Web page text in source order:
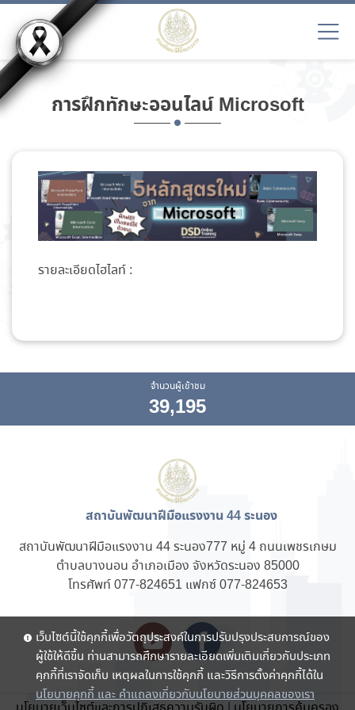
การฝึกทักษะออนไลน์ Microsoft
รายละเอียดไฮไลท์ :
จำนวนผู้เข้าชม
39,195
สถาบันพัฒนาฝีมือแรงงาน 44 ระนอง
สถาบันพัฒนาฝีมือแรงงาน 44 ระนอง777 หมู่ 4 ถนนเพชรเกษม
ตำบลบางนอน อำเภอเมือง จังหวัดระนอง 85000
โทรศัพท์ 077-824651 แฟกซ์ 077-824653
เว็บไซต์นี้ใช้คุกกี้เพื่อวัตถุประสงค์ในการปรับปรุงประสบการณ์ของ
ผู้ใช้ให้ดีขึ้น ท่านสามารถศึกษารายละเอียดเพิ่มเติมเกี่ยวกับประเภท
คุกกี้ที่เราจัดเก็บ เหตุผลในการใช้คุกกี้ และวิธีการตั้งค่าคุกกี้ได้ใน
นโยบายคุกกี้ และ คำแถลงเกี่ยวกับนโยบายส่วนบุคคลของเรา